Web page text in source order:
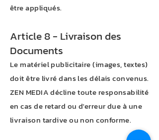
être appliqués.
Article 8 - Livraison des
Documents
Le matériel publicitaire (images, textes)
doit être livré dans les délais convenus.
ZEN MEDIA décline toute responsabilité
en cas de retard ou d'erreur due à une
livraison tardive ou non conforme.